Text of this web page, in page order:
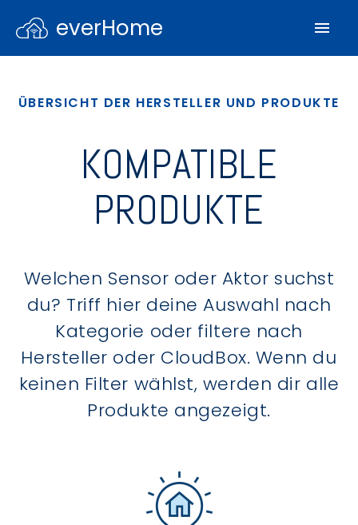
everHome
ÜBERSICHT DER HERSTELLER UND PRODUKTE
KOMPATIBLE
PRODUKTE
Welchen Sensor oder Aktor suchst
du? Triff hier deine Auswahl nach
Kategorie oder filtere nach
Hersteller oder CloudBox. Wenn du
keinen Filter wählst, werden dir alle
Produkte angezeigt.